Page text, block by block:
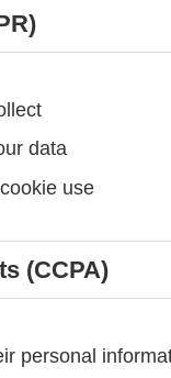
data
use
(CCPA)
personal